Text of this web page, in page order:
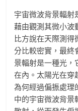
宇宙微波背景輻射
藉由觀測其微小波
比方說在天際測得
分比較密實，最終
景輻射是一種光，
在內。太陽光在穿
為何經過偏振處理
中的宇宙微波背景